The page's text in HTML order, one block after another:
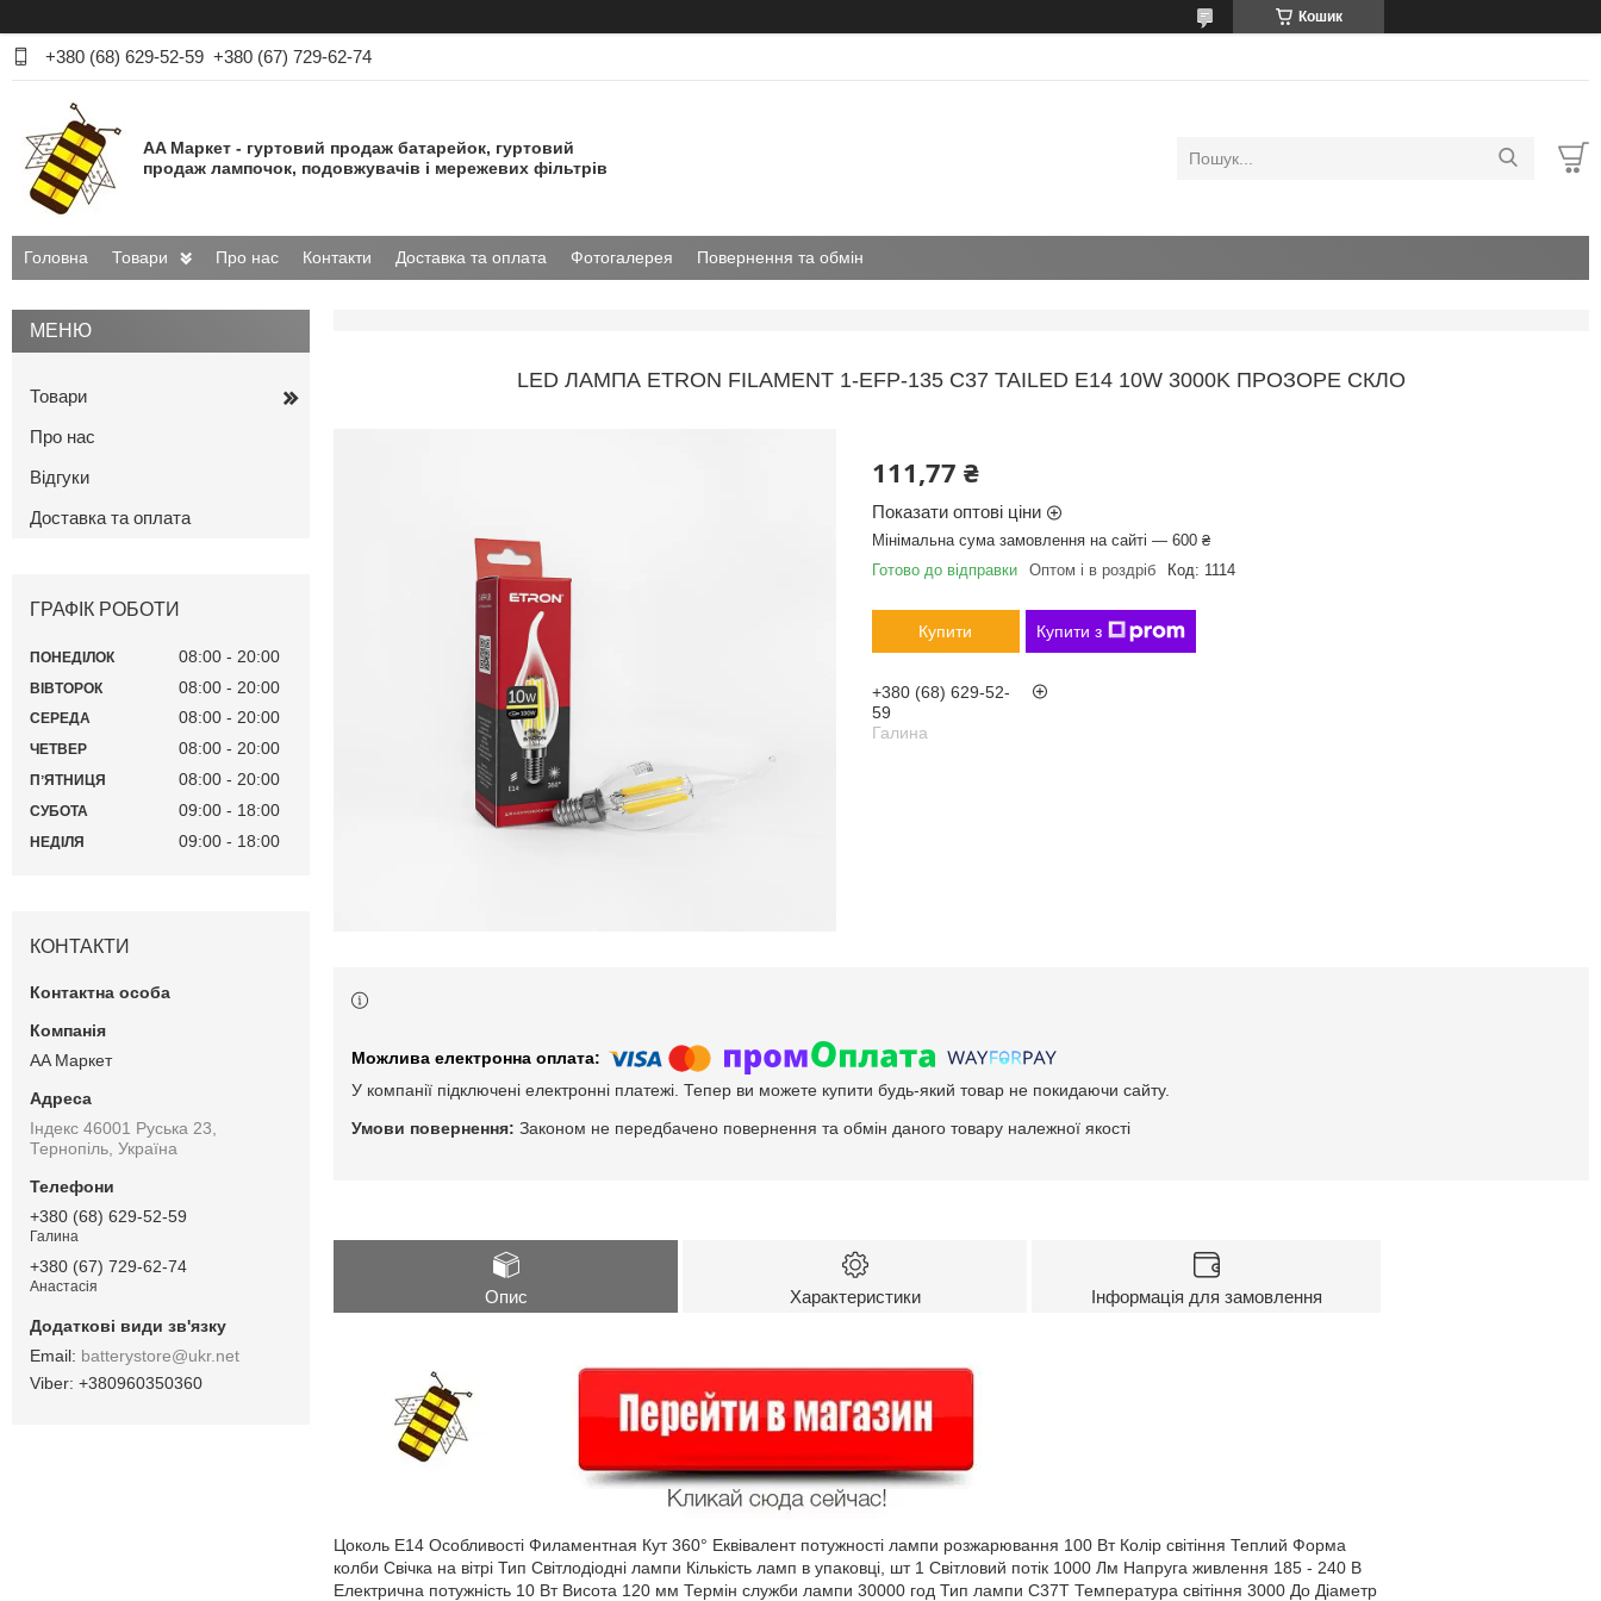
Кошик
+380 (68) 629-52-59 +380 (67) 729-62-74
AA Маркет - гуртовий продаж батарейок, гуртовий
продаж лампочок, подовжувачів і мережевих фільтрів
Головна Товари Про нас Контакти Доставка та оплата Фотогалерея Повернення та обмін
LED ЛАМПА ETRON FILAMENT 1-EFP-135 С37 TAILED E14 10W 3000K ПРОЗОРЕ СКЛО
111,77 ₴
Показати оптові ціни
Мінімальна сума замовлення на сайті — 600 ₴
Готово до відправки
Оптом і в роздріб Код: 1114
Купити Купити з
+380 (68) 629-52-
59
Галина
У компанії підключені електронні платежі. Тепер ви можете купити будь-який товар не покидаючи сайту.
Законом не передбачено повернення та обмін даного товару належної якості
Опис Характеристики Інформація для замовлення
Цоколь E14 Особливості Филаментная Кут 360° Еквівалент потужності лампи розжарювання 100 Вт Колір світіння Теплий Форма
колби Свічка на вітрі Тип Світлодіодні лампи Кількість ламп в упаковці, шт 1 Світловий потік 1000 Лм Напруга живлення 185 - 240 В
Електрична потужність 10 Вт Висота 120 мм Термін служби лампи 30000 год Тип лампи C37T Температура світіння 3000 До Діаметр
Товари
Про нас
Відгуки
Доставка та оплата
ГРАФІК РОБОТИ
ПОНЕДІЛОК 08:00 20:00
ВІВТОРОК 08:00 20:00
СЕРЕДА 08:00 20:00
ЧЕТВЕР 08:00 20:00
ПʼЯТНИЦЯ 08:00 20:00
СУБОТА 09:00 18:00
НЕДІЛЯ 09:00 18:00
КОНТАКТИ
AA Маркет
Індекс 46001 Руська 23,
Тернопіль, Україна
+380 (68) 629-52-59
Галина
+380 (67) 729-62-74
Анастасія
batterystore@ukr.net
+380960350360